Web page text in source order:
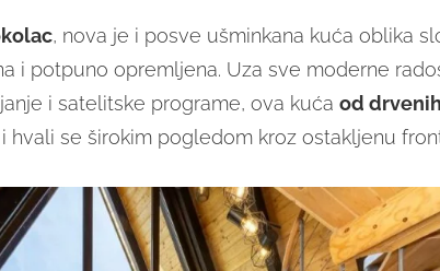
, nova je i posve ušminkana kuća oblika
i potpuno opremljena. Uza sve moderne
i satelitske programe, ova kuća od
hvali se širokim pogledom kroz ostakljenu